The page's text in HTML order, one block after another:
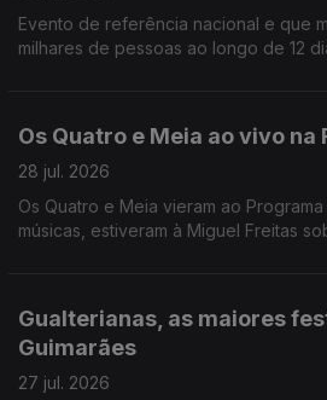
Evento de referência nacional e que
milhares de pessoas ao longo de 12
Os Quatro e Meia ao vivo na
28 jul. 2026
Os Quatro e Meia vieram ao
músicas, estiveram à Miguel Freitas
Gualterianas, as maiores
Guimarães
27 jul. 2026